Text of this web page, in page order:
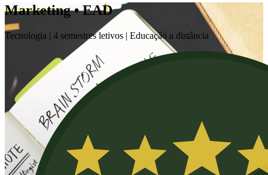
Marketing • EAD
Tecnologia | 4 semestres letivos | Educação a distância